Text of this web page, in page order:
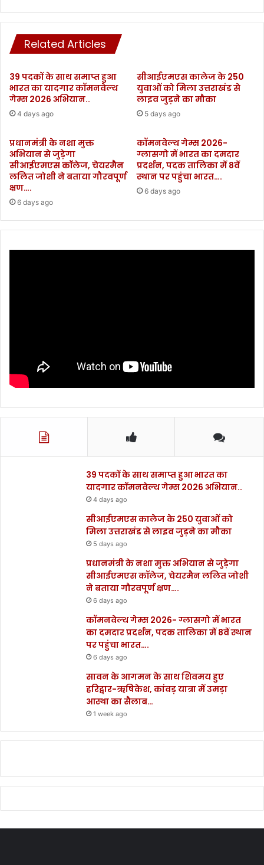
ड
9
का
र
ण
स्थ
त
.
.
.
सिं
ह
ह
म
ला
,
हा
रा
ज्य
में
स
ब
आ
धा
म
Related Articles
39 पदकों के साथ समाप्त हुआ
भारत का यादगार कॉमनवेल्थ
गेम्स 2026 अभियान..
4 days ago
सीआईएमएस कालेज के 250
युवाओं को मिला उत्तराखंड से
लाइव जुड़ने का मौका
5 days ago
प्रधानमंत्री के नशा मुक्त
अभियान से जुड़ेगा
सीआईएमएस कॉलेज, चेयरमैन
ललित जोशी ने बताया गौरवपूर्ण
क्षण….
6 days ago
कॉमनवेल्थ गेम्स 2026-
ग्लासगो में भारत का दमदार
प्रदर्शन, पदक तालिका में 8वें
स्थान पर पहुंचा भारत….
6 days ago
39 पदकों के साथ समाप्त हुआ भारत का
यादगार कॉमनवेल्थ गेम्स 2026 अभियान..
4 days ago
सीआईएमएस कालेज के 250 युवाओं को
मिला उत्तराखंड से लाइव जुड़ने का मौका
5 days ago
प्रधानमंत्री के नशा मुक्त अभियान से जुड़ेगा
सीआईएमएस कॉलेज, चेयरमैन ललित जोशी
ने बताया गौरवपूर्ण क्षण….
6 days ago
कॉमनवेल्थ गेम्स 2026- ग्लासगो में भारत
का दमदार प्रदर्शन, पदक तालिका में 8वें स्थान
पर पहुंचा भारत….
6 days ago
सावन के आगमन के साथ शिवमय हुए
हरिद्वार-ऋषिकेश, कांवड़ यात्रा में उमड़ा
आस्था का सैलाब…
1 week ago